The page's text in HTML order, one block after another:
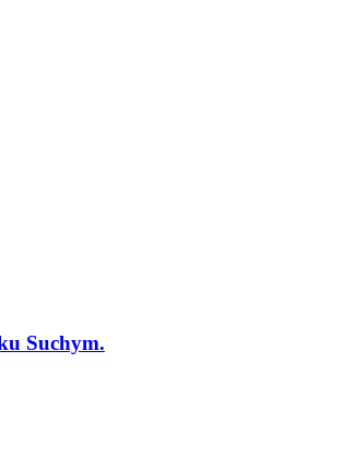
Suchym.